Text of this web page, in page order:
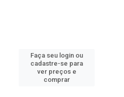
Faça seu login ou
cadastre-se para
ver preços e
comprar